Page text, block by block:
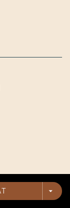
arrow_drop_down